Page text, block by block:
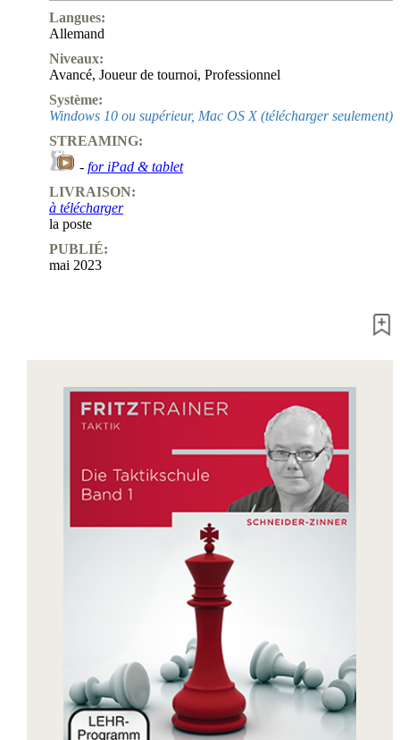
Langues:
Allemand
Niveaux:
Avancé, Joueur de tournoi, Professionnel
Système:
Windows 10 ou supérieur, Mac OS X (télécharger seulement)
STREAMING:
- for iPad & tablet
LIVRAISON:
à télécharger
la poste
PUBLIÉ:
mai 2023